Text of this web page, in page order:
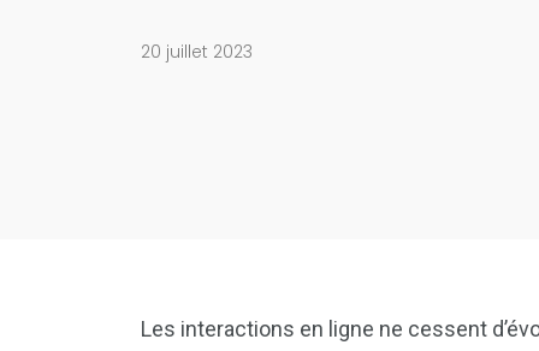
20 juillet 2023
Les interactions en ligne ne cessent